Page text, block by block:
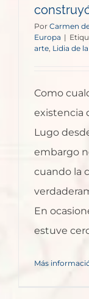
Por Carmen
Europa |
arte Lidia de
Como
existencia
Lugo
embargo
cuando la
En
estuve
Más